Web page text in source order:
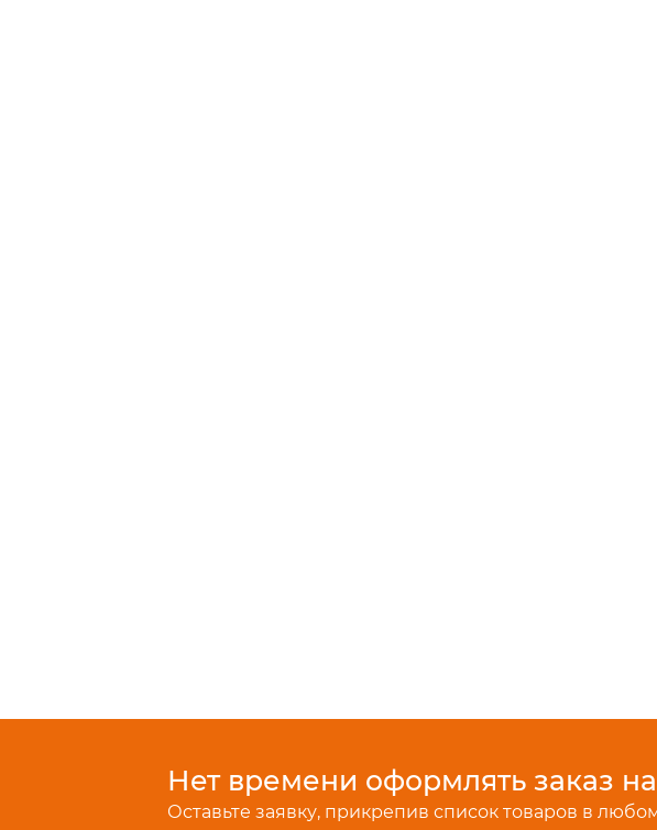
Нет времени оформлять заказ на
Оставьте заявку, прикрепив список товаров в